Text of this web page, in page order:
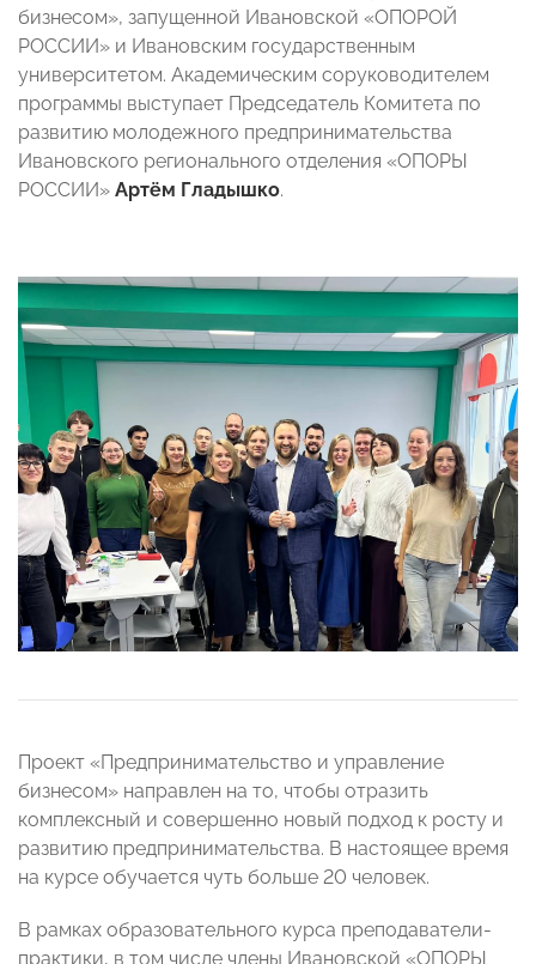
бизнесом», запущенной Ивановской «ОПОРОЙ
РОССИИ» и Ивановским государственным
университетом. Академическим соруководителем
программы выступает Председатель Комитета по
развитию молодежного предпринимательства
Ивановского регионального отделения «ОПОРЫ
РОССИИ» Артём Гладышко.
Проект «Предпринимательство и управление
бизнесом» направлен на то, чтобы отразить
комплексный и совершенно новый подход к росту и
развитию предпринимательства. В настоящее время
на курсе обучается чуть больше 20 человек.
В рамках образовательного курса преподаватели-
практики, в том числе члены Ивановской «ОПОРЫ